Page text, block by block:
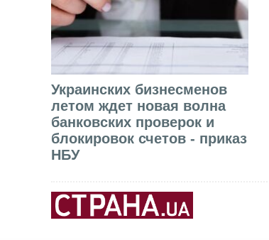
Украинских бизнесменов
летом ждет новая волна
банковских проверок и
блокировок счетов - приказ
НБУ